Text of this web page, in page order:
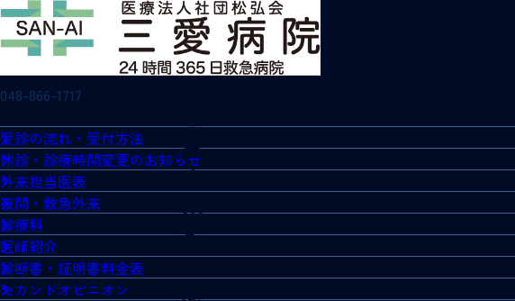
048-866-1717
受診の流れ・受付方法
休診・診療時間変更のお知らせ
外来担当医表
夜間・救急外来
診療科
医師紹介
診断書・証明書料金表
セカンドオピニオン